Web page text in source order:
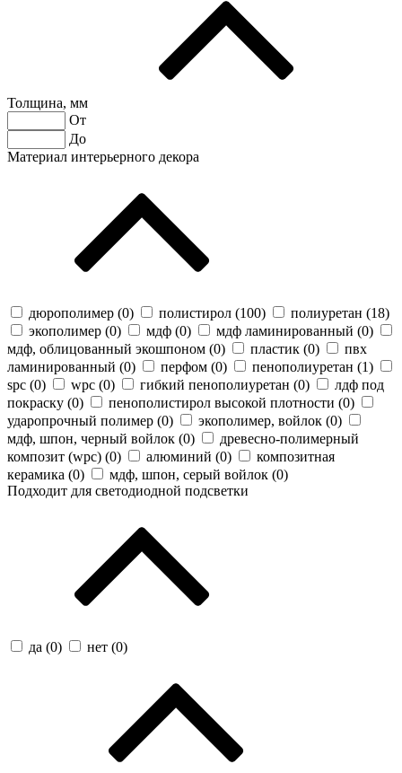
Толщина, мм
От
До
Материал интерьерного декора
дюрополимер (0) полистирол (100) полиуретан (18)
экополимер (0) мдф (0) мдф ламинированный (0)
мдф, облицованный экошпоном (0) пластик (0)
пвх
ламинированный (0) перфом (0) пенополиуретан (1)
spc (0) wpc (0) гибкий пенополиуретан (0)
лдф под
покраску (0) пенополистирол высокой плотности (0)
ударопрочный полимер (0) экополимер, войлок (0)
мдф, шпон, черный войлок (0)
древесно-полимерный
композит (wpc) (0) алюминий (0)
композитная
керамика (0) мдф, шпон, серый войлок (0)
Подходит для светодиодной подсветки
да (0) нет (0)